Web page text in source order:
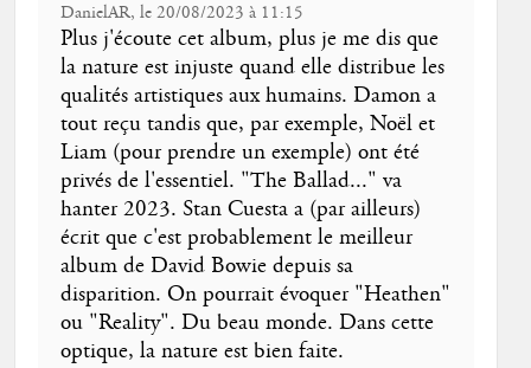
DanielAR, le 20/08/2023 à 11:15
Plus j'écoute cet album, plus je me dis que
la nature est injuste quand elle distribue les
qualités artistiques aux humains. Damon a
tout reçu tandis que, par exemple, Noël et
Liam (pour prendre un exemple) ont été
privés de l'essentiel. "The Ballad..." va
hanter 2023. Stan Cuesta a (par ailleurs)
écrit que c'est probablement le meilleur
album de David Bowie depuis sa
disparition. On pourrait évoquer "Heathen"
ou "Reality". Du beau monde. Dans cette
optique, la nature est bien faite.